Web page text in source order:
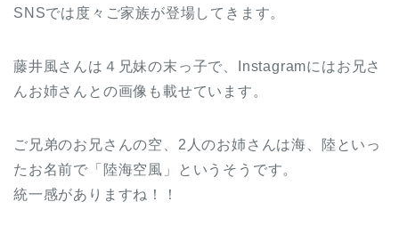
SNSでは度々ご家族が登場してきます。
藤井風さんは４兄妹の末っ子で、Instagramにはお兄さ
んお姉さんとの画像も載せています。
ご兄弟のお兄さんの空、2人のお姉さんは海、陸といっ
たお名前で「陸海空風」というそうです。
統一感がありますね！！